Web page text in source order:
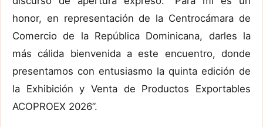
honor, en representación de la Centrocámara de
Comercio de la República Dominicana, darles la
más cálida bienvenida a este encuentro, donde
presentamos con entusiasmo la quinta edición de
la Exhibición y Venta de Productos Exportables
ACOPROEX 2026”.